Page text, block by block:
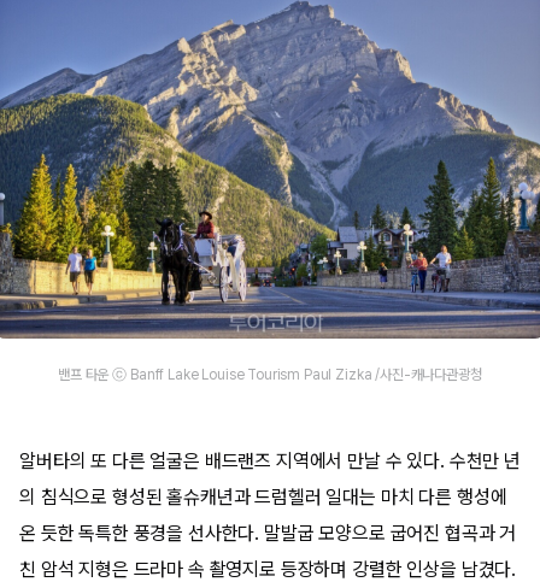
밴프 타운 ⓒ Banff Lake Louise Tourism Paul Zizka /사진-캐나다관광청
알버타의 또 다른 얼굴은 배드랜즈 지역에서 만날 수 있다. 수천만 년
의 침식으로 형성된 홀슈캐년과 드럼헬러 일대는 마치 다른 행성에
온 듯한 독특한 풍경을 선사한다. 말발굽 모양으로 굽어진 협곡과 거
친 암석 지형은 드라마 속 촬영지로 등장하며 강렬한 인상을 남겼다.